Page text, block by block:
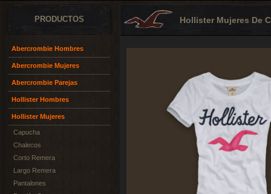
PRODUCTOS
Abercrombie Hombres
Abercrombie Mujeres
Abercrombie Parejas
Hollister Hombres
Hollister Mujeres
Capucha
Chalecos
Corto Remera
Largo Remera
Pantalones
Hollister Mujeres De